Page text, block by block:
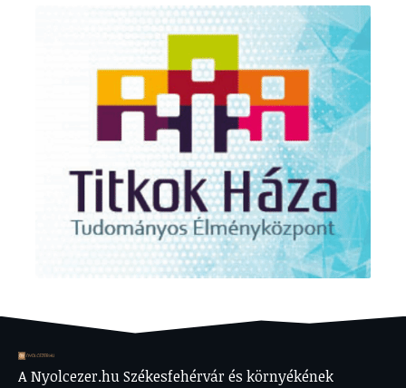
A Nyolcezer.hu Székesfehérvár és környékének